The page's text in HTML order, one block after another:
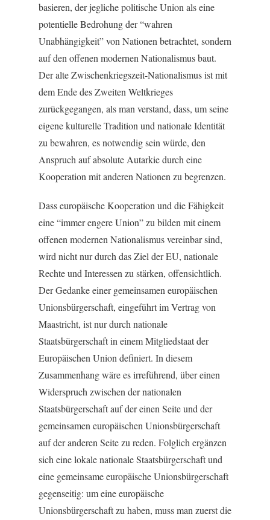
basieren, der jegliche politische Union als eine
potentielle Bedrohung der “wahren
Unabhängigkeit” von Nationen betrachtet, sondern
auf den offenen modernen Nationalismus baut.
Der alte Zwischenkriegszeit-Nationalismus ist mit
dem Ende des Zweiten Weltkrieges
zurückgegangen, als man verstand, dass, um seine
eigene kulturelle Tradition und nationale Identität
zu bewahren, es notwendig sein würde, den
Anspruch auf absolute Autarkie durch eine
Kooperation mit anderen Nationen zu begrenzen.
Dass europäische Kooperation und die Fähigkeit
eine “immer engere Union” zu bilden mit einem
offenen modernen Nationalismus vereinbar sind,
wird nicht nur durch das Ziel der EU, nationale
Rechte und Interessen zu stärken, offensichtlich.
Der Gedanke einer gemeinsamen europäischen
Unionsbürgerschaft, eingeführt im Vertrag von
Maastricht, ist nur durch nationale
Staatsbürgerschaft in einem Mitgliedstaat der
Europäischen Union definiert. In diesem
Zusammenhang wäre es irreführend, über einen
Widerspruch zwischen der nationalen
Staatsbürgerschaft auf der einen Seite und der
gemeinsamen europäischen Unionsbürgerschaft
auf der anderen Seite zu reden. Folglich ergänzen
sich eine lokale nationale Staatsbürgerschaft und
eine gemeinsame europäische Unionsbürgerschaft
gegenseitig: um eine europäische
Unionsbürgerschaft zu haben, muss man zuerst die